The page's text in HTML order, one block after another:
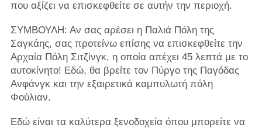
που αξίζει να επισκεφθείτε σε αυτήν την περιοχή.
ΣΥΜΒΟΥΛΗ: Αν σας αρέσει η Παλιά Πόλη της
Σαγκάης, σας προτείνω επίσης να επισκεφθείτε την
Αρχαία Πόλη Σιτζίνγκ, η οποία απέχει 45 λεπτά με το
αυτοκίνητο! Εδώ, θα βρείτε τον Πύργο της Παγόδας
Ανφάνγκ και την εξαιρετικά καμπυλωτή πόλη
Φούλιαν.
Εδώ είναι τα καλύτερα ξενοδοχεία όπου μπορείτε να